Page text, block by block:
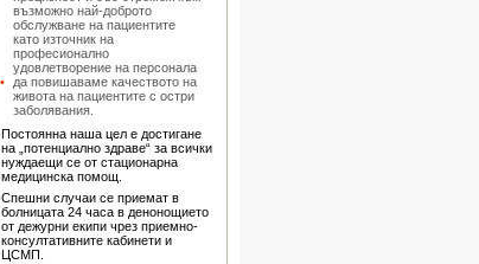
възможно най-доброто
обслужване на пациентите
като източник на
професионално
удовлетворение на персонала
да повишаваме качеството на
живота на пациентите с остри
заболявания.
Постоянна наша цел е достигане
на „потенциално здраве“ за всички
нуждаещи се от стационарна
медицинска помощ.
Спешни случаи се приемат в
болницата 24 часа в денонощието
от дежурни екипи чрез приемно-
консултативните кабинети и
ЦСМП.